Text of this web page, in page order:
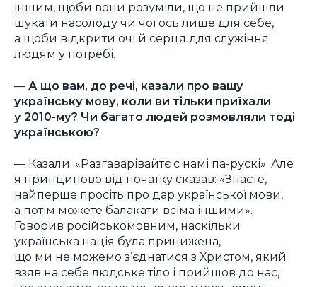
іншим, щоби вони розуміли, що не прийшли
шукати насолоду чи чогось лише для себе,
а щоби відкрити очі й серця для служіння
людям у потребі.
— А що вам, до речі, казали про вашу
українську мову, коли ви тільки приїхали
у 2010-му? Чи багато людей розмовляли тоді
українською?
— Казали: «Разгаварівайтє с намі па-рускі». Але
я принципово від початку сказав: «Знаєте,
найперше просіть про дар української мови,
а потім можете балакати всіма іншими».
Говорив російськомовним, наскільки
українська нація була принижена,
що ми не можемо з’єднатися з Христом, який
взяв на себе людське тіло і прийшов до нас,